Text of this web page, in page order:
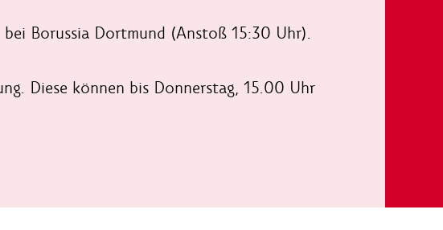
Borussia Dortmund (Anstoß 15:30 Uhr).
Diese können bis Donnerstag, 15.00 Uhr